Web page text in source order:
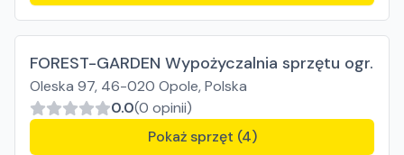
FOREST-GARDEN Wypożyczalnia sprzętu ogr.
Oleska 97, 46-020 Opole, Polska
0.0(0 opinii)
Pokaż sprzęt (4)